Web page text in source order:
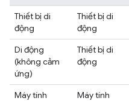
Thiết bị di
động
Thiết bị di
động
Di động
(không cảm
ứng)
Thiết bị di
động
Máy tính Máy tính